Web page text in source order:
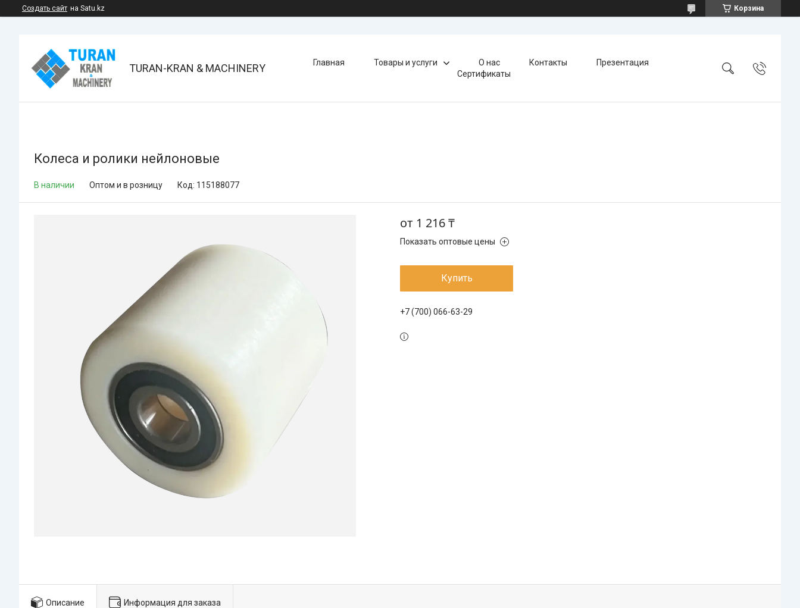
Создать сайт на Satu.kz Корзина
TURAN-KRAN & MACHINERY Главная Товары и услуги О нас Контакты
Презентация
Сертификаты
Колеса и ролики нейлоновые
В наличии Оптом и в розницу Код: 115188077
от 1 216 ₸
Показать оптовые цены
Купить
+7 (700) 066-63-29
Описание Информация для заказа